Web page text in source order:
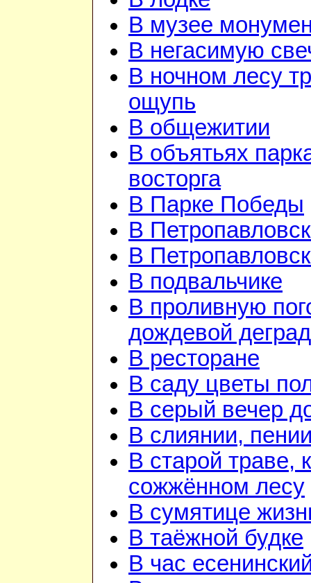
В музее
В негасимую
В ночном лесу
ощупь
В общежитии
В объятьях
восторга
В Парке Победы
В
В
В подвальчике
В проливную
дождевой
В ресторане
В саду цветы
В серый вечер
В слиянии,
В старой траве,
сожжённом лесу
В сумятице
В таёжной будке
В час